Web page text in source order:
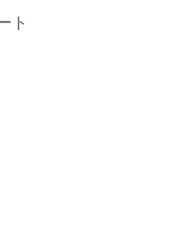
ト